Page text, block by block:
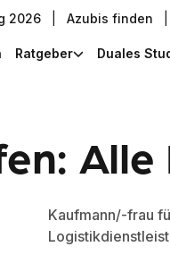
2026 Azubis finden
Ratgeber Duales
Alle
Kaufmann/-frau